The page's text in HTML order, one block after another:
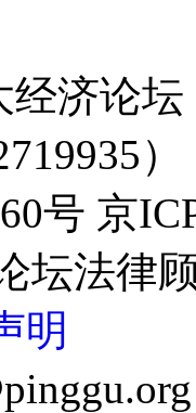
经济论
）
号 京
坛法律
明